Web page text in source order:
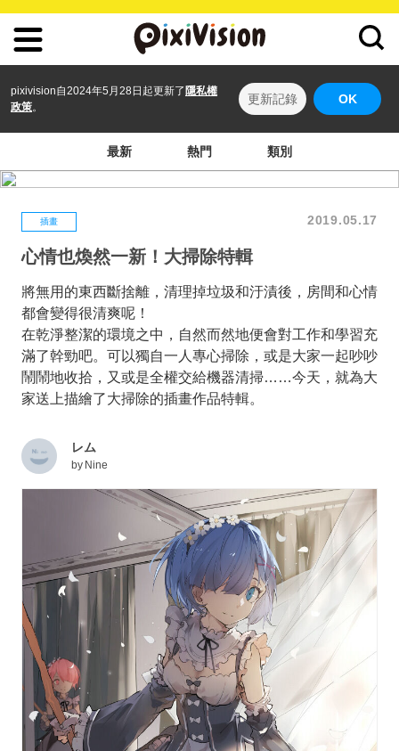
pixivision自2024年5月28日起更新了 隱私權
政策。
更新記錄 OK
最新 熱門 類別
插畫 2019.05.17
心情也煥然一新！大掃除特輯
將無用的東西斷捨離，清理掉垃圾和汙漬後，房間和心情
都會變得很清爽呢！
在乾淨整潔的環境之中，自然而然地便會對工作和學習充
滿了幹勁吧。可以獨自一人專心掃除，或是大家一起吵吵
鬧鬧地收拾，又或是全權交給機器清掃……今天，就為大
家送上描繪了大掃除的插畫作品特輯。
レム
by Nine